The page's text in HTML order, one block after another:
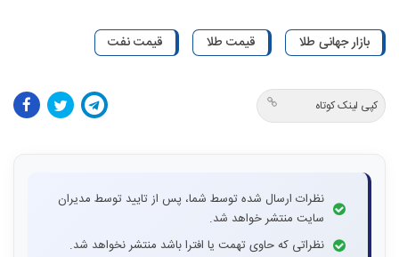
بازار جهانی طلا قیمت طلا قیمت نفت
کپی لینک کوتاه
نظرات ارسال شده توسط شما، پس از تایید توسط مدیران
سایت منتشر خواهد شد.
نظراتی که حاوی تهمت یا افترا باشد منتشر نخواهد شد.